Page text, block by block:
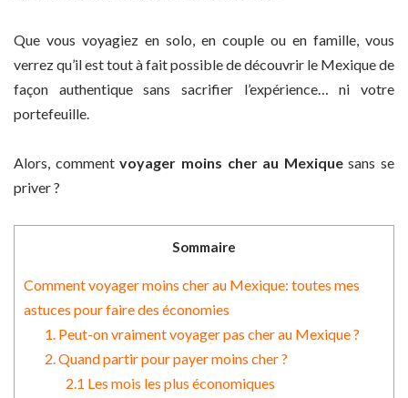
Que vous voyagiez en solo, en couple ou en famille, vous
verrez qu’il est tout à fait possible de découvrir le Mexique de
façon authentique sans sacrifier l’expérience… ni votre
portefeuille.
Alors, commentvoyager moins cher au Mexiquesans se
priver ?
Sommaire
Comment voyager moins cher au Mexique: toutes mes
astuces pour faire des économies
1. Peut-on vraiment voyager pas cher au Mexique ?
2. Quand partir pour payer moins cher ?
2.1 Les mois les plus économiques